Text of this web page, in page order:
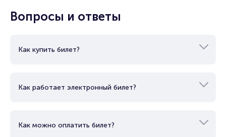
Вопросы и ответы
Как купить билет?
Как работает электронный билет?
Как можно оплатить билет?